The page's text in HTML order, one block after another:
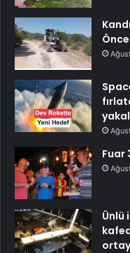
Fuar
Ünlü